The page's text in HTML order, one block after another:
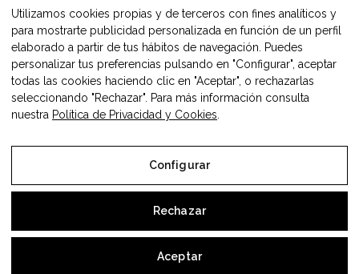
Contacto
Síguenos en:
Facebook
Instagram
LinkedIn
Todos los derechos © 2026 Comercio Teruel
Utilizamos cookies propias y de terceros con fines analíticos y
para mostrarte publicidad personalizada en función de un perfil
elaborado a partir de tus hábitos de navegación. Puedes
personalizar tus preferencias pulsando en "Configurar", aceptar
todas las cookies haciendo clic en "Aceptar", o rechazarlas
seleccionando "Rechazar". Para más información consulta
nuestra Política de Privacidad y Cookies
Configurar
Rechazar
Aceptar